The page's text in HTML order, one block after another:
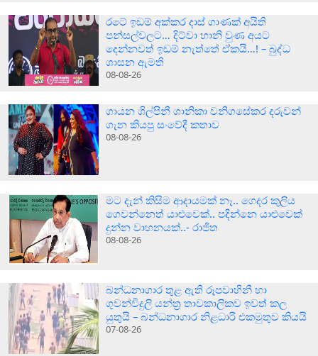
රටේ ඉඩම් අක්කර දාස් ගාණක් අයිති
පන්සල්වලට… දිට්වා හානි වුණ අයට
දෙන්නවත් ඉඩම් නැත්තේ ඒකයි…! – බුද්ධ
ශාසන ඇමති
08-08-26
ගායන ශිල්පිනී ශානිකා වනිගසේකර දරුවන්
ගැන කියපු සංවේදී කතාව
08-08-26
මට දැන් කිසිම ආදායමක් නෑ.. ගෙදර කුලිය
ගෙවන්නෙත් යාළුවෙක්.. පදින්නෙ යාළුවෙක්
දුන්න වාහනයක්..- රාජිත
08-08-26
බන්ධනාගාර තුළ ඇති රූපවාහිනී හා
ගුවන්විදුලි යන්ත්‍ර තාවකාලිකව ඉවත් කල
යුතුයි – බන්ධනාගාර නිළධාරි එකමුතුව කියයි
07-08-26